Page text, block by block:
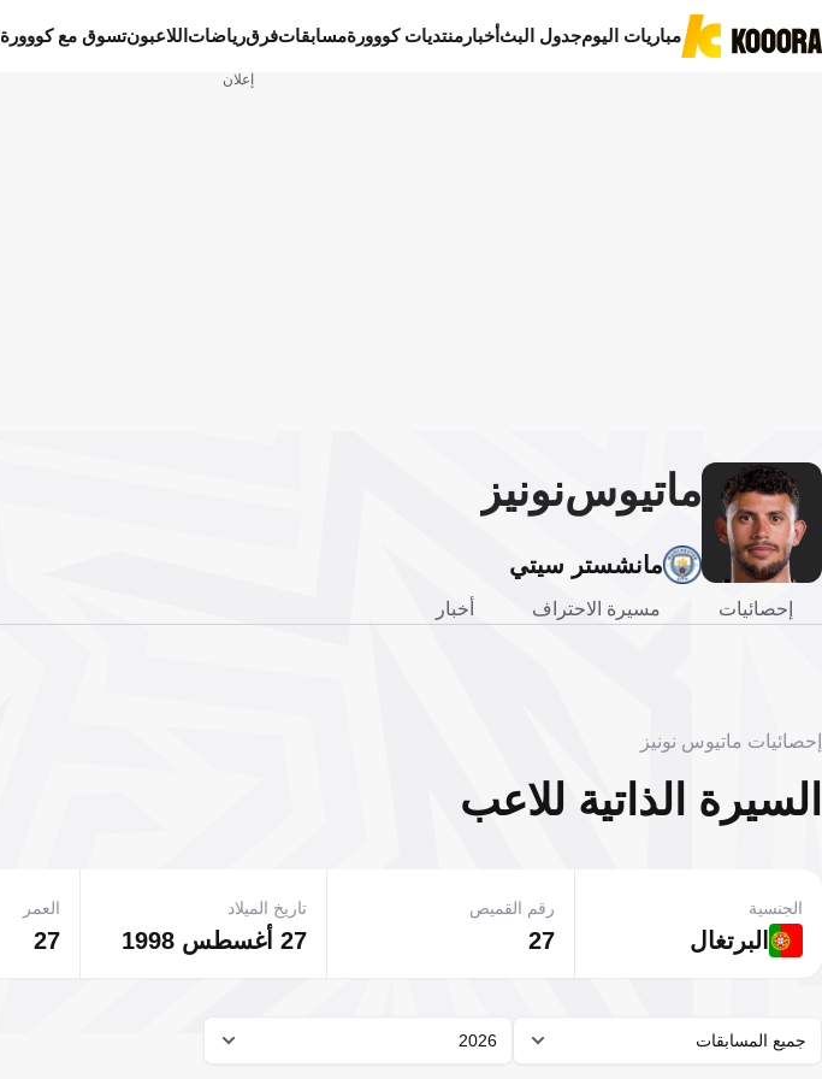
مباريات اليومجدول البثأخبار منتديات كووورةمسابقاتفرقرياضات اللاعبونتسوق مع كووورة
إعلان
ماتيوسنونيز
مانشستر سيتي
إحصائيات مسيرة الاحتراف أخبار
إحصائيات ماتيوس نونيز
السيرة الذاتية للاعب
البرتغال
الجنسية
27
رقم القميص
27 أغسطس 1998
تاريخ الميلاد
27
العمر
جميع المسابقات 2026